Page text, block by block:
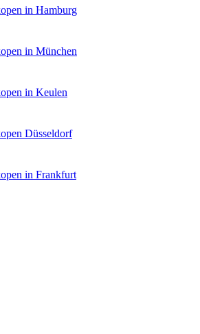
in Hamburg
in München
in Keulen
Düsseldorf
in Frankfurt